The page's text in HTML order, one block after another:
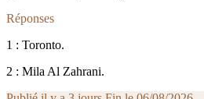
Réponses
1 : Toronto.
2 : Mila Al Zahrani.